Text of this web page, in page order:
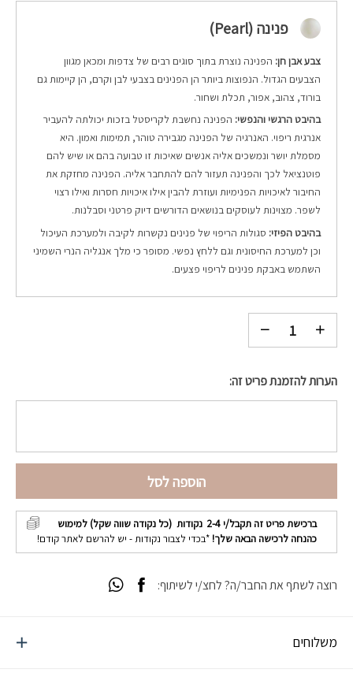
פנינה (Pearl)
צבע אבן חן: הפנינה נוצרת בתוך סוגים רבים של צדפות ומכאן מגוון
הצבעים הגדול. הנפוצות ביותר הן הפנינים בצבעי לבן וקרם, הן קיימות גם
בורוד, צהוב, אפור, תכלת ושחור.
בהיבט הרגשי והנפשי: הפנינה נחשבת לקריסטל בזכות יכולתה להעביר
אנרגית ריפוי. האנרגיה של הפנינה מגבירה טוהר, תמימות ואמון. היא
מסמלת יושר ונמשכים אליה אנשים שאיכות זו טבועה בהם או שיש להם
פוטנציאל לכך והפנינה תעזור להם להתחבר אליה. הפנינה מחזקת את
החיבור לאיכויות הפנימיות ועוזרת להבין אילו איכויות חסרות ואילו רצוי
לשפר. מצוינות לעוסקים בנושאים הדורשים דיוק פרטני וסבלנות.
בהיבט הפיזי: סגולות הריפוי של פנינים נקשרות לקיבה ולמערכת העיכול
וכן למערכת החיסונית וגם ללחץ נפשי. מסופר כי מלך אנגליה הנרי השמיני
השתמש באבקת פנינים לריפוי פצעים.
הערות להזמנת פריט זה:
הוספה לסל
ברכישת פריט זה תקבל/י2-4 נקודות (כל נקודה שווה שקל) למימוש
כהנחה לרכישה הבאה שלך! *בכדי לצבור נקודות - יש להרשם לאתר קודם!
משלוחים
רוצה לשתף את החבר/ה? לחצ/י לשיתוף: